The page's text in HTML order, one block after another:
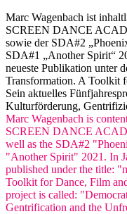
Marc Wagenbach ist
SCREEN DANCE
sowie der SDA#2
SDA#1 „Another Spirit“
neueste Publikation unter
Transformation. A Toolkit
Sein aktuelles
Kulturförderung,
Marc Wagenbach is
SCREEN DANCE
well as the SDA#2
"Another Spirit" 2021. In
published under the title:
Toolkit for Dance, Film
project is called:
Gentrification and the